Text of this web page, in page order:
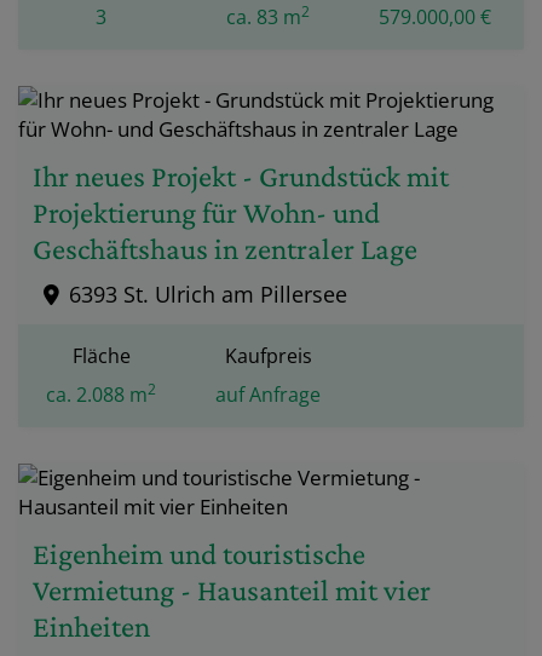
3
ca. 83 m2
579.000,00 €
Ihr neues Projekt - Grundstück mit
Projektierung für Wohn- und
Geschäftshaus in zentraler Lage
6393 St. Ulrich am Pillersee
Fläche
ca. 2.088 m2
Kaufpreis
auf Anfrage
Eigenheim und touristische
Vermietung - Hausanteil mit vier
Einheiten